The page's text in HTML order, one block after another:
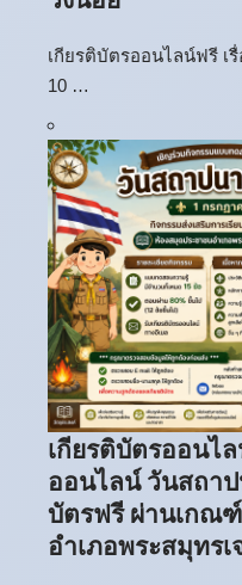
เกียรติบัตรออนไลน์ฟรี เ
10 …
เกียรติบัตรออนไ
ออนไลน์ วันสถาป
บัตรฟรี ผ่านเกณ
อำเภอพระสมุทรเ